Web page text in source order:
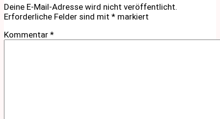
Deine E-Mail-Adresse wird nicht veröffentlicht.
Erforderliche Felder sind mit * markiert
Kommentar *